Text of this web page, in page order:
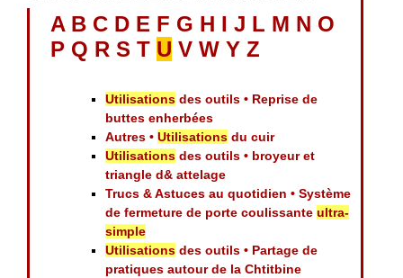
A B C D E F G H I J L M N O
P Q R S T U V W Y Z
Utilisations des outils • Reprise de
buttes enherbées
Autres •Utilisations du cuir
Utilisations des outils • broyeur et
triangle d& attelage
Trucs & Astuces au quotidien • Système
de fermeture de porte coulissanteultra-
simple
Utilisations des outils • Partage de
pratiques autour de la Chtitbine